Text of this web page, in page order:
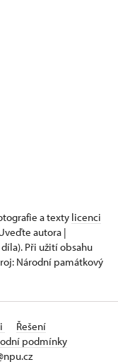
a texty licenci
autora |
Při užití obsahu
Národní památkový
Řešení
podmínky